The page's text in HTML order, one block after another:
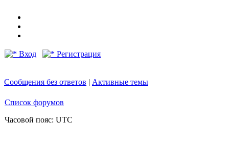
Вход Регистрация
Сообщения без ответов | Активные темы
Список форумов
Часовой пояс: UTC